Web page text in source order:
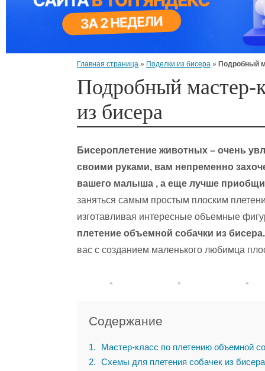
Главная страница » Поделки из бисера » Подробный
Подробный мастер-
из бисера
Бисероплетение животных – очень
своими руками, вам непременно
вашего малыша , а еще лучше
заняться самым простым плоским
изготавливая интересные объемные
плетение объемной собачки из бисера.
вас с созданием маленького любимца
Содержание
1
Мастер-класс по плетению объемной
2
Схемы для плетения собачек из бисера